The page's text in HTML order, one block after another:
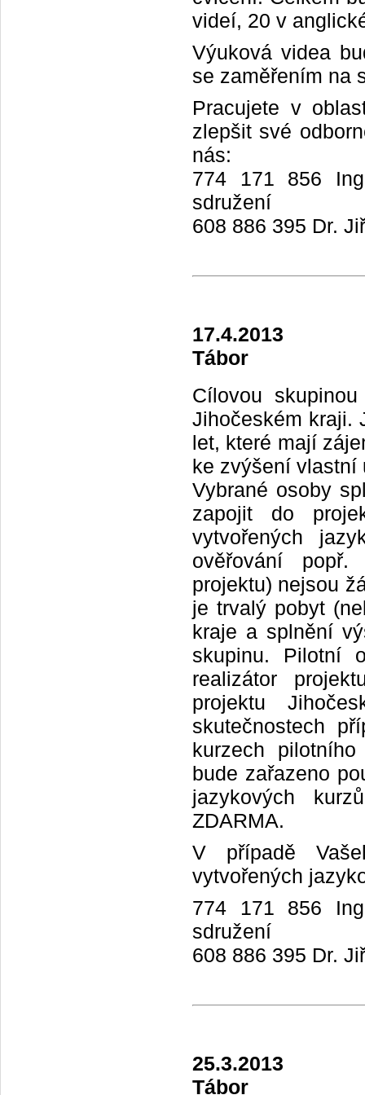
videí, 20 v
Výuková videa
se zaměřením na
Pracujete v
zlepšit své
nás:
774 171 856
sdružení
608 886 395 Dr.
17.4.2013
Tábor
Cílovou
Jihočeském kraji.
let, které mají
ke zvýšení vlastní
Vybrané osoby
zapojit do
vytvořených
ověřování
projektu) nejsou
je trvalý pobyt
kraje a splnění
skupinu. Pilotní
realizátor
projektu
skutečnostech
kurzech
bude zařazeno
jazykových
ZDARMA.
V případě
vytvořených
774 171 856
sdružení
608 886 395 Dr.
25.3.2013
Tábor